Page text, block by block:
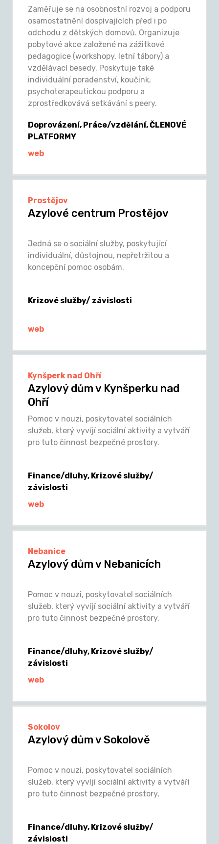
Zaměřuje se na osobnostní rozvoj a podporu
osamostatnění dospívajících před i po
odchodu z dětských domovů. Organizuje
pobytové akce založené na zážitkové
pedagogice (workshopy, letní tábory) a
vzdělávací besedy. Poskytuje také
individuální poradenství, koučink,
psychoterapeutickou podporu a
zprostředkovává setkávání s peery.
Doprovázení, Práce/vzdělání, ČLENOVÉ
PLATFORMY
web
Prostějov
Azylové centrum Prostějov
Jedná se o sociální služby, poskytující
individuální, důstojnou, nepřetržitou a
koncepční pomoc osobám.
Krizové služby/ závislosti
web
Kynšperk nad Ohří
Azylový dům v Kynšperku nad
Ohří
Pomoc v nouzi, poskytovatel sociálních
služeb, který vyvíjí sociální aktivity a vytváří
pro tuto činnost bezpečné prostory.
Finance/dluhy, Krizové služby/
závislosti
web
Nebanice
Azylový dům v Nebanicích
Pomoc v nouzi, poskytovatel sociálních
služeb, který vyvíjí sociální aktivity a vytváří
pro tuto činnost bezpečné prostory.
Finance/dluhy, Krizové služby/
závislosti
web
Sokolov
Azylový dům v Sokolově
Pomoc v nouzi, poskytovatel sociálních
služeb, který vyvíjí sociální aktivity a vytváří
pro tuto činnost bezpečné prostory,
Finance/dluhy, Krizové služby/
závislosti